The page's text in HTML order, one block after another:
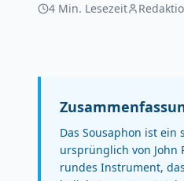
4 Min. Lesezeit
Das Sousaphon ist
ursprünglich von John
rundes Instrument,